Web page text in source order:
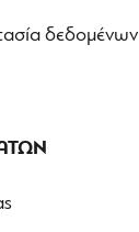
δεδομένων